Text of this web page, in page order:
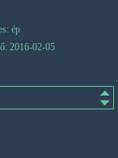
ép
2016-02-05